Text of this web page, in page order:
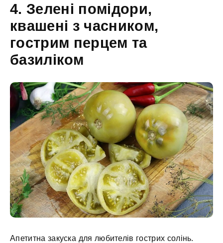
4. Зелені помідори,
квашені з часником,
гострим перцем та
базиліком
Апетитна закуска для любителів гострих солінь.